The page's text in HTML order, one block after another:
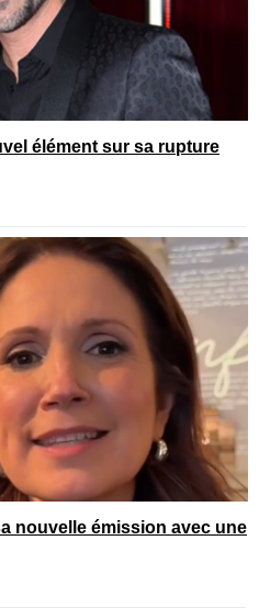
élément sur sa rupture
nouvelle émission avec une